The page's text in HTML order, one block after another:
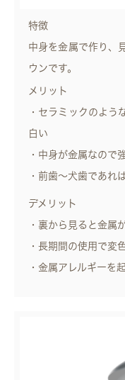
特徴
中身を金属で作り、
ウンです。
メリット
・セラミックのよう
白い
・中身が金属なので
・前歯～犬歯であれ
デメリット
・裏から見ると金属
・長期間の使用で変
・金属アレルギーを